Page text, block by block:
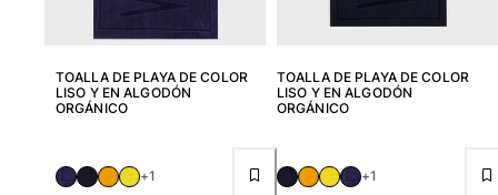
Ver todo Accesorios
Sombreros y Gorras
Ver todo Sombreros y Gorras
TOALLA DE PLAYA DE COLOR
LISO Y EN ALGODÓN
ORGÁNICO
+1
TOALLA DE PLAYA DE COLOR
LISO Y EN ALGODÓN
ORGÁNICO
+1